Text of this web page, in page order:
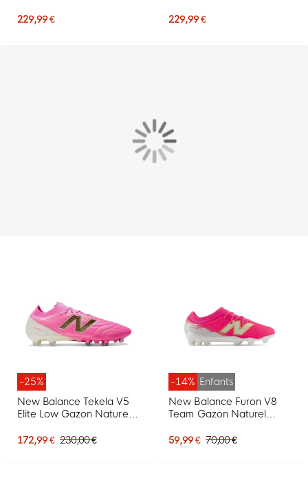
Noir Blanc Rouge
229,99 €
Bleu Métallique Jaune
229,99 €
-25%
New Balance Tekela V5
Elite Low Gazon Naturel
Rose Vif Blanc Doré
172,99 € 230,00 €
-14% Enfants
New Balance Furon V8
Team Gazon Naturel
Enfants Rose Vif Blanc
59,99 € 70,00 €